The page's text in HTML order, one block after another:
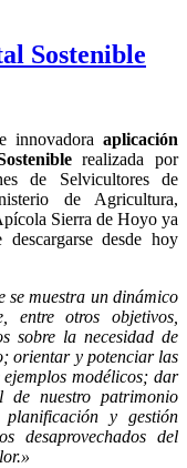
Sostenible
innovadoraaplicación
realizada por
de Selvicultores de
de Agricultura,
Sierra de Hoyo ya
desde hoy
se muestra un dinámico
entre otros objetivos,
sobre la necesidad de
orientar y potenciar las
ejemplos modélicos; dar
nuestro patrimonio
y gestión
desaprovechados del